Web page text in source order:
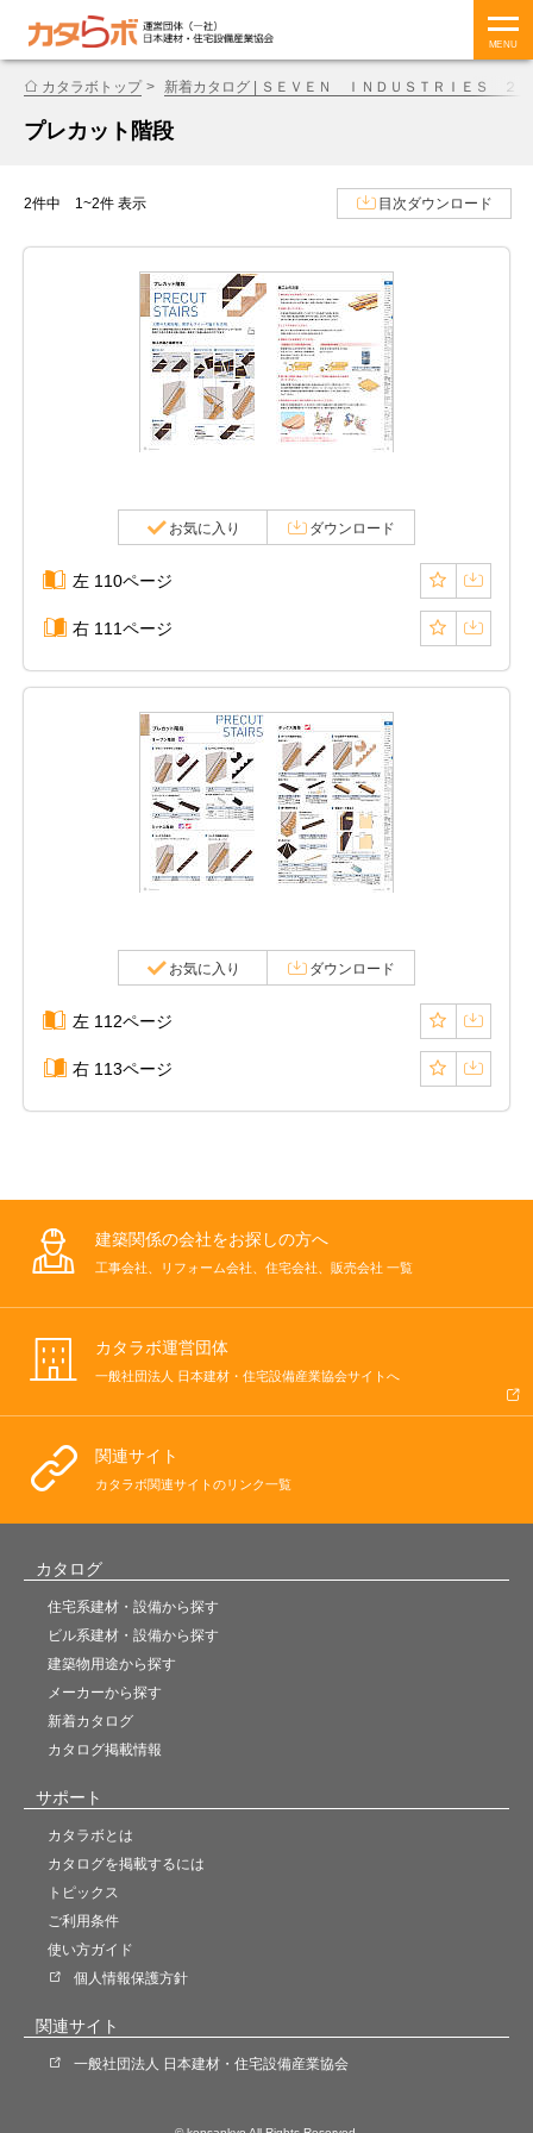
MENU
カタラボトップ 新着カタログ | ＳＥＶＥＮ ＩＮＤＵＳＴＲＩＥＳ ２
プレカット階段
2件中 1~2件 表示 目次ダウンロード
お気に入り ダウンロード
左 110ページ
右 111ページ
お気に入り ダウンロード
左 112ページ
右 113ページ
建築関係の会社をお探しの方へ
工事会社、リフォーム会社、住宅会社、販売会社 一覧
カタラボ運営団体
一般社団法人 日本建材・住宅設備産業協会サイトへ
関連サイト
カタラボ関連サイトのリンク一覧
カタログ
住宅系建材・設備から探す
ビル系建材・設備から探す
建築物用途から探す
メーカーから探す
新着カタログ
カタログ掲載情報
サポート
カタラボとは
カタログを掲載するには
トピックス
ご利用条件
使い方ガイド
個人情報保護方針
関連サイト
一般社団法人 日本建材・住宅設備産業協会